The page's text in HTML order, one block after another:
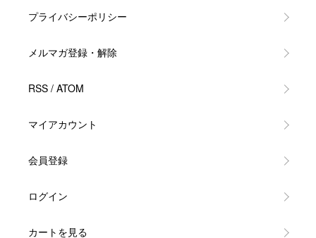
プライバシーポリシー
メルマガ登録・解除
RSS / ATOM
マイアカウント
会員登録
ログイン
カートを見る